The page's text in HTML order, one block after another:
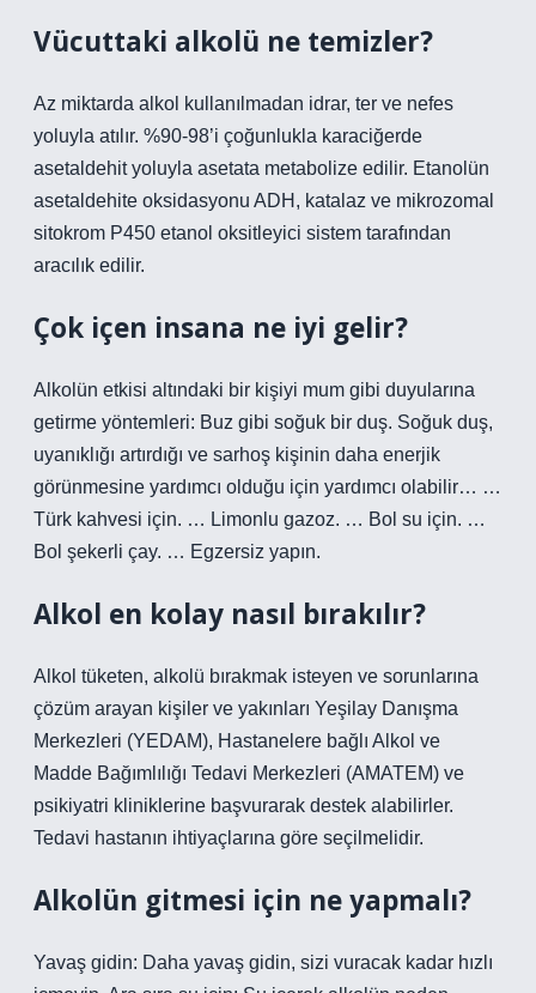
Vücuttaki alkolü ne temizler?
Az miktarda alkol kullanılmadan idrar, ter ve nefes
yoluyla atılır. %90-98’i çoğunlukla karaciğerde
asetaldehit yoluyla asetata metabolize edilir. Etanolün
asetaldehite oksidasyonu ADH, katalaz ve mikrozomal
sitokrom P450 etanol oksitleyici sistem tarafından
aracılık edilir.
Çok içen insana ne iyi gelir?
Alkolün etkisi altındaki bir kişiyi mum gibi duyularına
getirme yöntemleri: Buz gibi soğuk bir duş. Soğuk duş,
uyanıklığı artırdığı ve sarhoş kişinin daha enerjik
görünmesine yardımcı olduğu için yardımcı olabilir… …
Türk kahvesi için. … Limonlu gazoz. … Bol su için. …
Bol şekerli çay. … Egzersiz yapın.
Alkol en kolay nasıl bırakılır?
Alkol tüketen, alkolü bırakmak isteyen ve sorunlarına
çözüm arayan kişiler ve yakınları Yeşilay Danışma
Merkezleri (YEDAM), Hastanelere bağlı Alkol ve
Madde Bağımlılığı Tedavi Merkezleri (AMATEM) ve
psikiyatri kliniklerine başvurarak destek alabilirler.
Tedavi hastanın ihtiyaçlarına göre seçilmelidir.
Alkolün gitmesi için ne yapmalı?
Yavaş gidin: Daha yavaş gidin, sizi vuracak kadar hızlı